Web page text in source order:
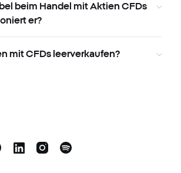
beim Handel mit Aktien CFDs
er?
mit CFDs leerverkaufen?